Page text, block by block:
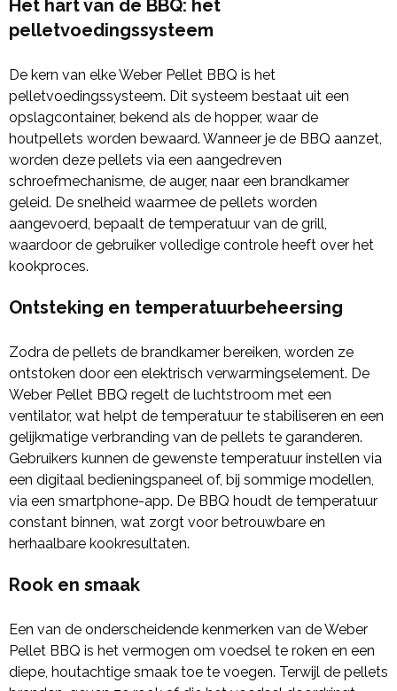
Het hart van de BBQ: het
pelletvoedingssysteem
De kern van elke Weber Pellet BBQ is het
pelletvoedingssysteem. Dit systeem bestaat uit een
opslagcontainer, bekend als de hopper, waar de
houtpellets worden bewaard. Wanneer je de BBQ aanzet,
worden deze pellets via een aangedreven
schroefmechanisme, de auger, naar een brandkamer
geleid. De snelheid waarmee de pellets worden
aangevoerd, bepaalt de temperatuur van de grill,
waardoor de gebruiker volledige controle heeft over het
kookproces.
Ontsteking en temperatuurbeheersing
Zodra de pellets de brandkamer bereiken, worden ze
ontstoken door een elektrisch verwarmingselement. De
Weber Pellet BBQ regelt de luchtstroom met een
ventilator, wat helpt de temperatuur te stabiliseren en een
gelijkmatige verbranding van de pellets te garanderen.
Gebruikers kunnen de gewenste temperatuur instellen via
een digitaal bedieningspaneel of, bij sommige modellen,
via een smartphone-app. De BBQ houdt de temperatuur
constant binnen, wat zorgt voor betrouwbare en
herhaalbare kookresultaten.
Rook en smaak
Een van de onderscheidende kenmerken van de Weber
Pellet BBQ is het vermogen om voedsel te roken en een
diepe, houtachtige smaak toe te voegen. Terwijl de pellets